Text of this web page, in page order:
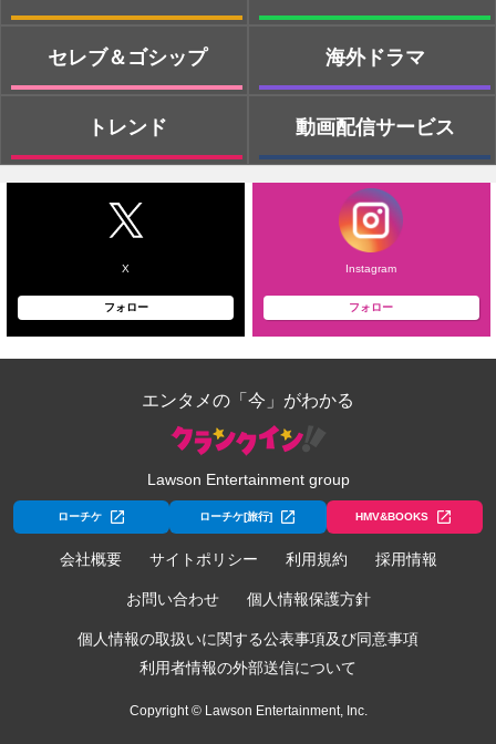
セレブ＆ゴシップ
トレンド
海外ドラマ
動画配信サービス
X
フォロー
Instagram
フォロー
エンタメの「今」がわかる
Lawson Entertainment group
ローチケ ローチケ[旅行] HMV&BOOKS
会社概要 サイトポリシー 利用規約 採用情報
お問い合わせ 個人情報保護方針
個人情報の取扱いに関する公表事項及び同意事項
利用者情報の外部送信について
Copyright © Lawson Entertainment, Inc.